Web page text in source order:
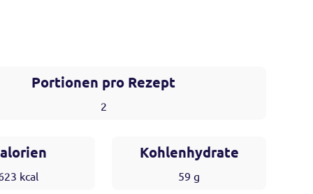
Portionen pro Rezept
2
kcal
Kohlenhydrate
59 g